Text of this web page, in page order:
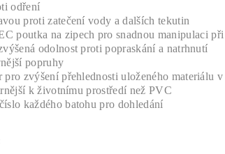
odření
proti zatečení vody a dalších tekutin
poutka na zipech pro snadnou manipulaci
odolnost proti popraskání a natrhnutí
popruhy
zvýšení přehlednosti uloženého materiálu v
k životnímu prostředí než PVC
každého batohu pro dohledání